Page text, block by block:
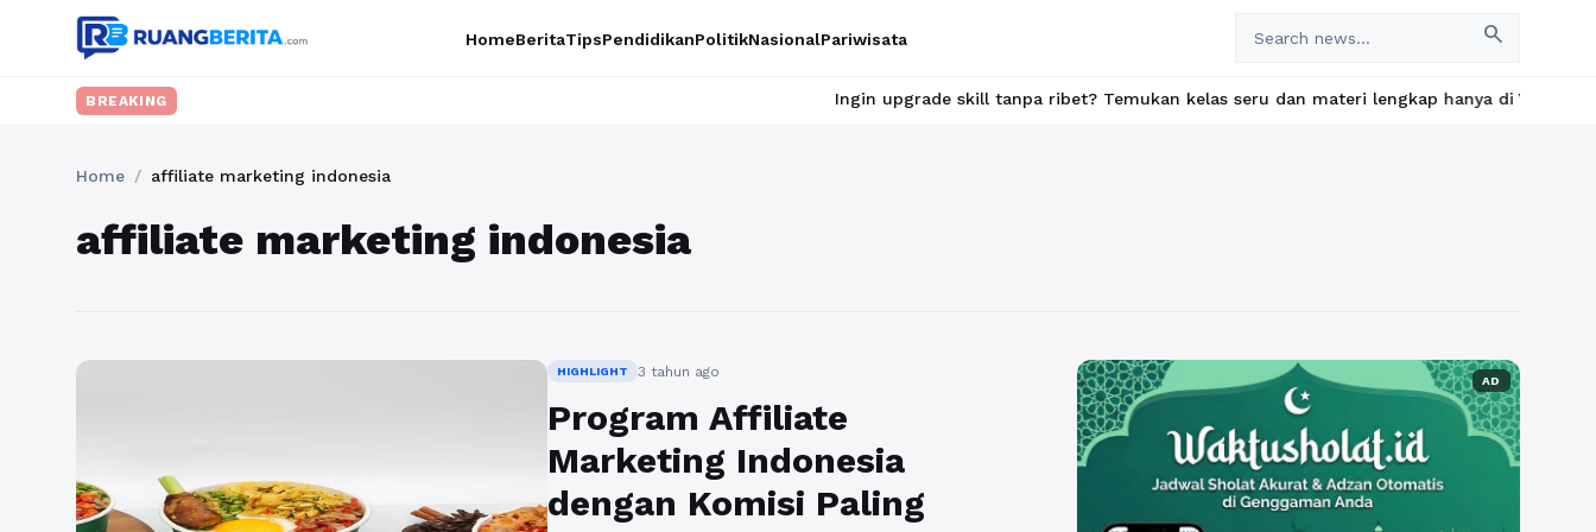
HomeBeritaTipsPendidikanPolitikNasionalPariwisata search
BREAKING Ingin upgrade skill tanpa ribet? Temukan kelas seru dan materi lengkap hanya di YukBelajar.com.
Home / affiliate marketing indonesia
affiliate marketing indonesia
HIGHLIGHT 3 tahun ago
Program Affiliate
Marketing Indonesia
dengan Komisi Paling
AD